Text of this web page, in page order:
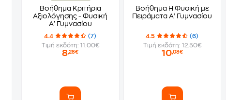
Βοήθημα Κριτήρια
Αξιολόγησης - Φυσική
Α' Γυμνασίου
4.4
(7)
Τιμή εκδότη: 11.00€
8,28€
Βοήθημα Η Φυσική με
Πειράματα Α' Γυμνασίου
4.5
(6)
Τιμή εκδότη: 12.50€
10,08€